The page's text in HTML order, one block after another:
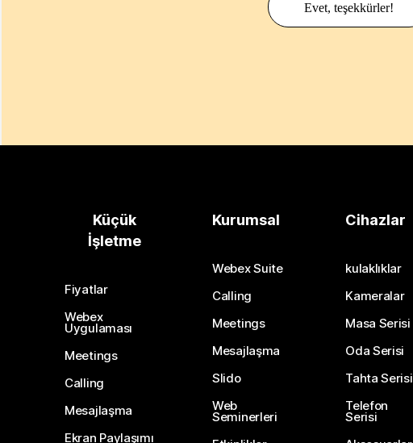
Evet, teşekkürler!
Küçük
İşletme
Fiyatlar
Webex
Uygulaması
Meetings
Calling
Mesajlaşma
Ekran Paylaşımı
Kurumsal
Webex Suite
Calling
Meetings
Mesajlaşma
Slido
Web
Seminerleri
Cihazlar
kulaklıklar
Kameralar
Masa Serisi
Oda Serisi
Tahta Serisi
Telefon
Serisi